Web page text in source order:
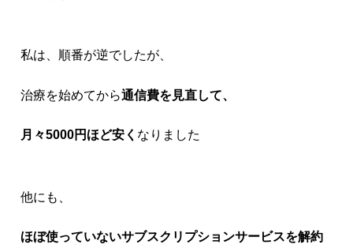
私は、順番が逆でしたが、
治療を始めてから通信費を見直して、
月々5000円ほど安く なりました
他にも、
ほぼ使っていないサブスクリプションサービスを解約